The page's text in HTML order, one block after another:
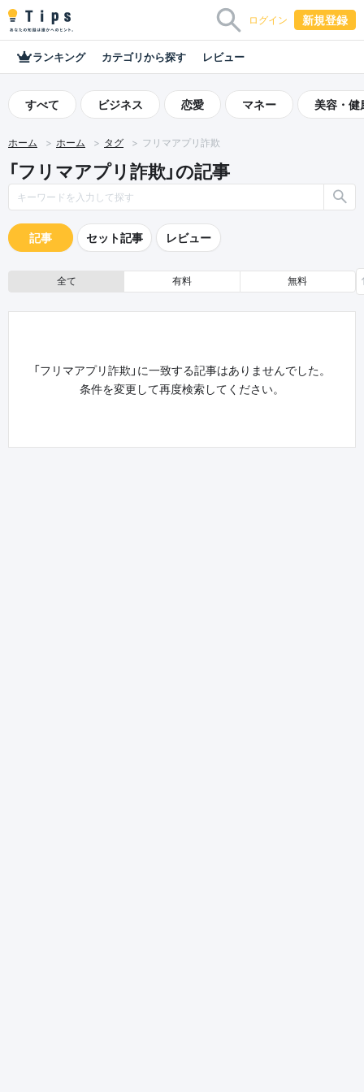
ログイン 新規登録
ランキング カテゴリから探す レビュー
すべて ビジネス 恋愛 マネー 美容・健
ホーム ホーム タグ フリマアプリ詐欺
「フリマアプリ詐欺」の記事
記事 セット記事 レビュー
全て 有料 無料
「フリマアプリ詐欺」に一致する記事はありませんでした。
条件を変更して再度検索してください。